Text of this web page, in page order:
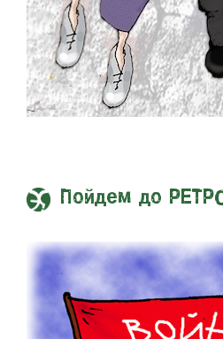
Пойдем до